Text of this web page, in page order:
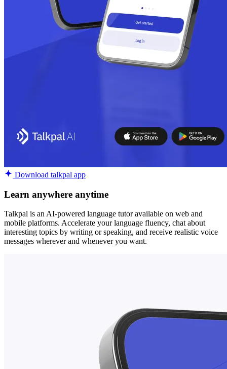
Download talkpal app
Learn anywhere anytime
Talkpal is an AI-powered language tutor available on web and
mobile platforms. Accelerate your language fluency, chat about
interesting topics by writing or speaking, and receive realistic voice
messages wherever and whenever you want.